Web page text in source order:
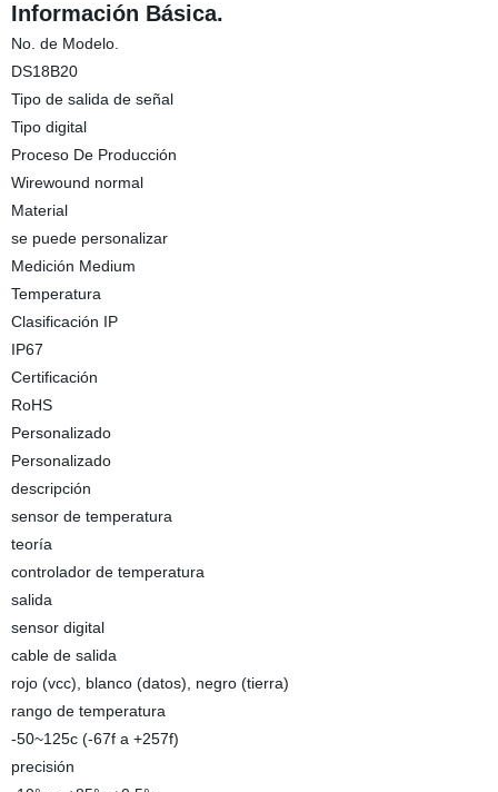
Información Básica.
No. de Modelo.
DS18B20
Tipo de salida de señal
Tipo digital
Proceso De Producción
Wirewound normal
Material
se puede personalizar
Medición Medium
Temperatura
Clasificación IP
IP67
Certificación
RoHS
Personalizado
Personalizado
descripción
sensor de temperatura
teoría
controlador de temperatura
salida
sensor digital
cable de salida
rojo (vcc), blanco (datos), negro (tierra)
rango de temperatura
-50~125c (-67f a +257f)
precisión